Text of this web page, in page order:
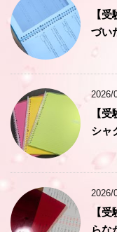
【
づい
2026/
【
シャ
2026/
【